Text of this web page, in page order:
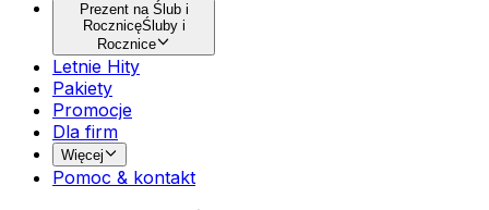
Prezent na Ślub i
RocznicęŚluby i
Rocznice
Letnie Hity
Pakiety
Promocje
Dla firm
Więcej
Pomoc & kontakt